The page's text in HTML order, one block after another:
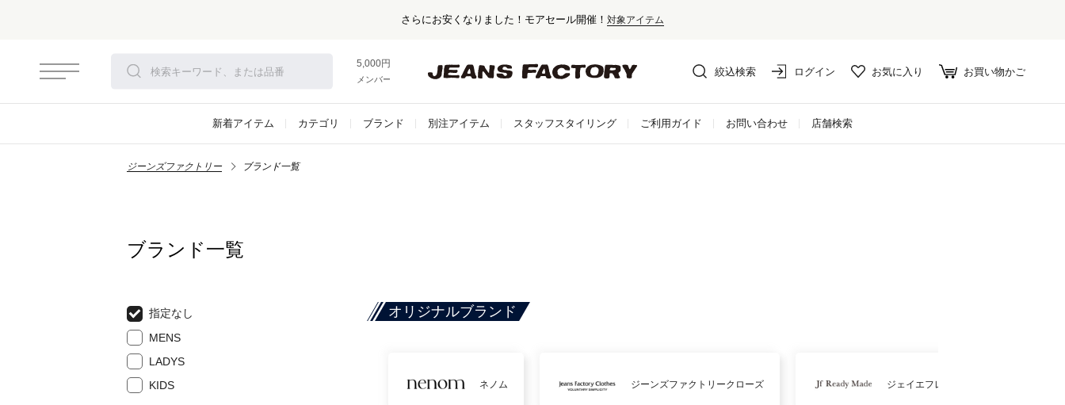
さらにお安くなりました！モアセール開催！ 対象アイテム
5,000円以上お買い上げで送料無料！
メンバー登録でお得な情報をゲット。さらに詳しく
絞込検索 ログイン お気に入り お買い物かご
新着アイテム カテゴリ ブランド 別注アイテム スタッフスタイリング ご利用ガイド お問い合わせ 店舗検索
ジーンズファクトリー ブランド一覧
ブランド一覧
指定なし
MENS
LADYS
KIDS
オリジナルブランド
ネノム ジーンズファクトリークローズ ジェイエフレディメイド